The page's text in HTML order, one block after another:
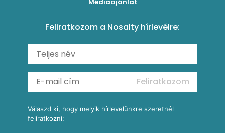
Carbonara
Shakshuka
Ratatouille
Mexikói húsleves kukorica salsával
Almás-kéksajtos kukoricasaláta
Köretek
Reggeli receptek
Feliratkozom a Nosalty hírlevélre:
Feliratkozom
Válaszd ki, hogy melyik hírlevelünkre szeretnél
felíratkozni: